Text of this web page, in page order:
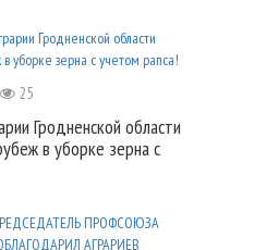
25
Гродненской области
в уборке зерна с